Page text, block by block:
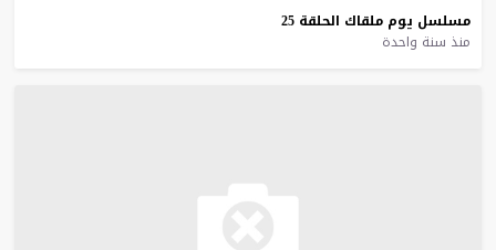
مسلسل يوم ملقاك الحلقة 25
منذ سنة واحدة